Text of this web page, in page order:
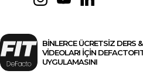
BİNLERCE ÜCRETSİZ DERS
VİDEOLARI İÇİN
UYGULAMASINI